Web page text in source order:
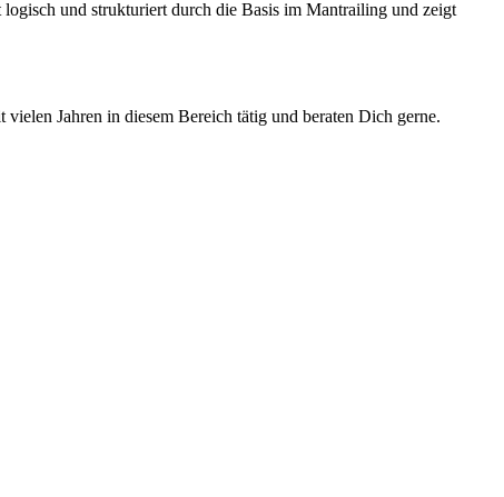
und strukturiert durch die Basis im Mantrailing und zeigt
Jahren in diesem Bereich tätig und beraten Dich gerne.